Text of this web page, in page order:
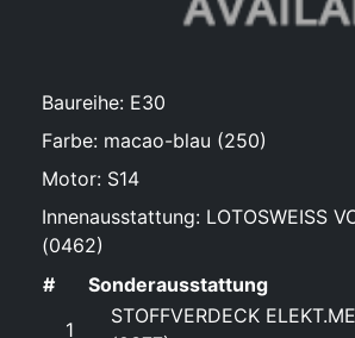
Baureihe: E30
Farbe: macao-blau (250)
Motor: S14
Innenausstattung: LOTOSWEISS
(0462)
#
Sonderausstattung
1
STOFFVERDECK